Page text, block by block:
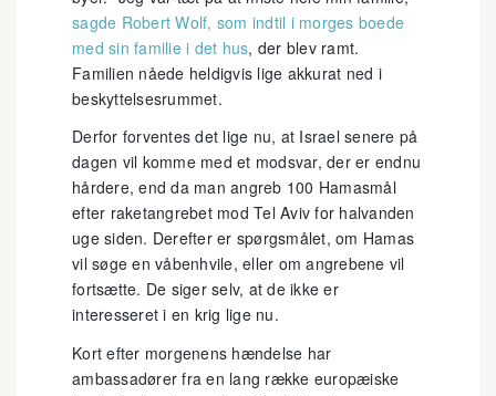
sagde Robert Wolf, som indtil i morges boede
med sin familie i det hus, der blev ramt.
Familien nåede heldigvis lige akkurat ned i
beskyttelsesrummet.
Derfor forventes det lige nu, at Israel senere på
dagen vil komme med et modsvar, der er endnu
hårdere, end da man angreb 100 Hamasmål
efter raketangrebet mod Tel Aviv for halvanden
uge siden. Derefter er spørgsmålet, om Hamas
vil søge en våbenhvile, eller om angrebene vil
fortsætte. De siger selv, at de ikke er
interesseret i en krig lige nu.
Kort efter morgenens hændelse har
ambassadører fra en lang række europæiske